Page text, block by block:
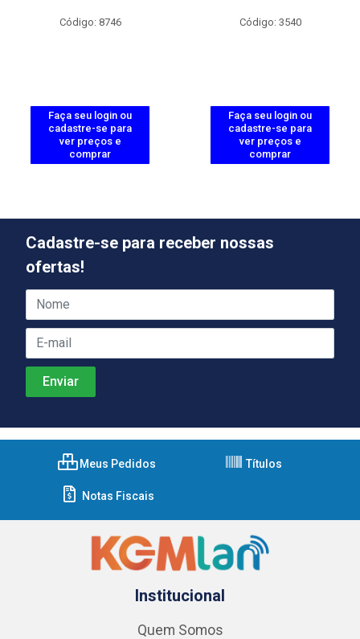
Código: 8746
Faça seu login ou
cadastre-se para
ver preços e
comprar
Código: 3540
Faça seu login ou
cadastre-se para
ver preços e
comprar
Cadastre-se para receber nossas
ofertas!
Meus Pedidos Títulos
Notas Fiscais
Institucional
Quem Somos